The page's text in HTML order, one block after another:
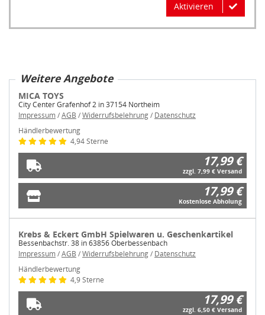
Aktivieren
Weitere Angebote
MICA TOYS
City Center Grafenhof 2 in 37154 Northeim
Impressum/AGB /Widerrufsbelehrung/ Datenschutz
Händlerbewertung
4,94 Sterne
17,99 €
zzgl. 7,99 € Versand
17,99 €
Kostenlose Abholung
Krebs & Eckert GmbH Spielwaren u. Geschenkartikel
Bessenbachstr. 38 in 63856 Oberbessenbach
Impressum/AGB /Widerrufsbelehrung/ Datenschutz
Händlerbewertung
4,9 Sterne
17,99 €
zzgl. 6,50 € Versand